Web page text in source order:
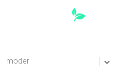
moder